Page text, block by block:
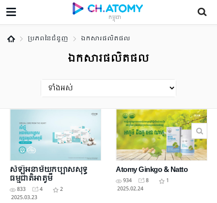
កម្ពុជា
ប្រភពនៃជំនួញ ឯកសារផលិតផល
ឯកសារផលិតផល
សំឡីអនាម័យកប្បាសសុទ្ធ
ធម្មជាតិអាតូមី
833 4
2
2025.03.23
Atomy Ginkgo & Natto
934 8
1
2025.02.24